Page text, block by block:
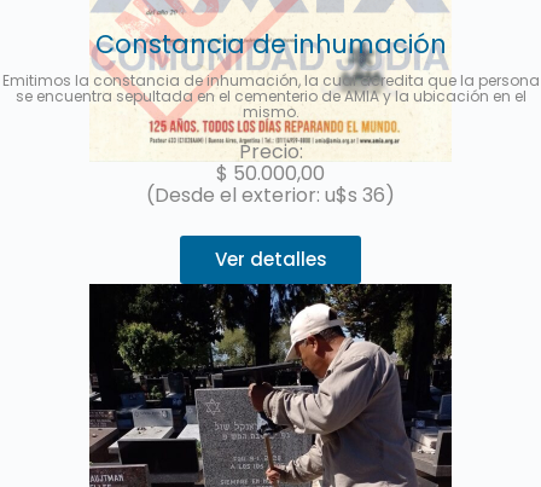
Constancia de inhumación
Emitimos la constancia de inhumación, la cual acredita que la persona
se encuentra sepultada en el cementerio de AMIA y la ubicación en el
mismo.
Precio:
$ 50.000,00
(Desde el exterior: u$s 36)
Ver detalles